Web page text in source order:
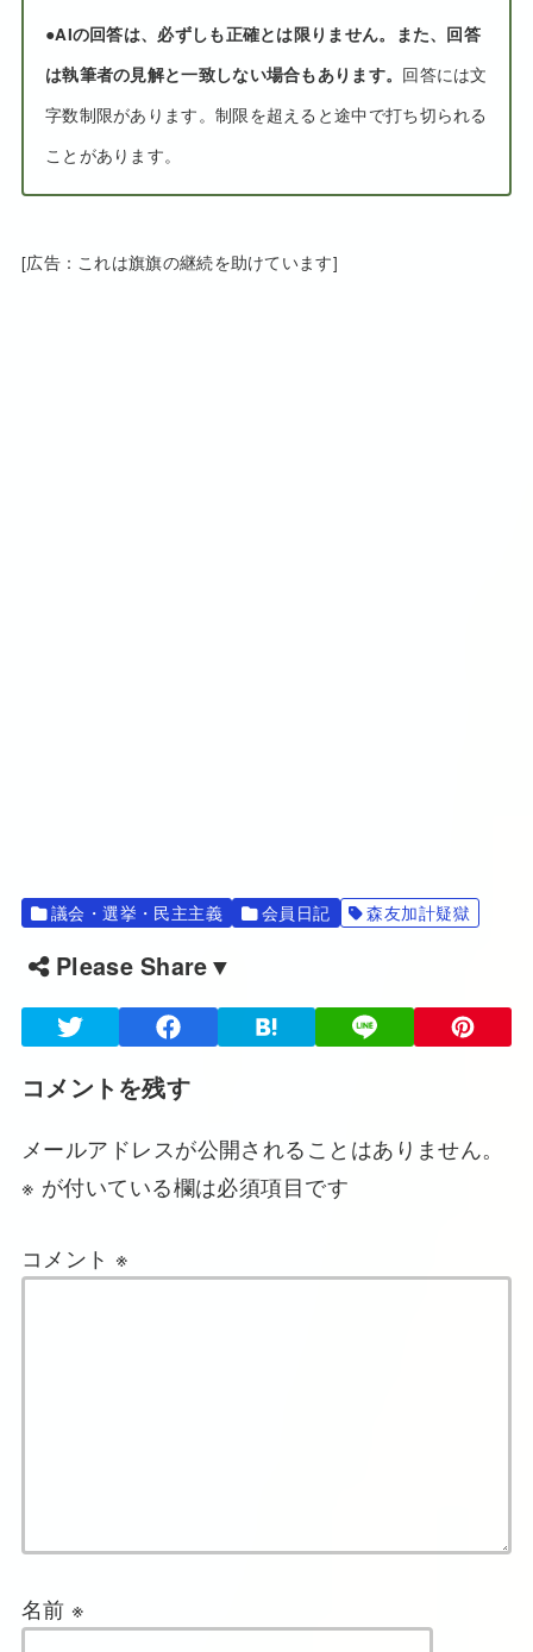
●AIの回答は、必ずしも正確とは限りません。また、回答
は執筆者の見解と一致しない場合もあります。 回答には文
字数制限があります。制限を超えると途中で打ち切られる
ことがあります。
[広告：これは旗旗の継続を助けています]
議会・選挙・民主主義 会員日記 森友加計疑獄
Please Share▼
コメントを残す
メールアドレスが公開されることはありません。
※ が付いている欄は必須項目です
コメント ※
名前 ※